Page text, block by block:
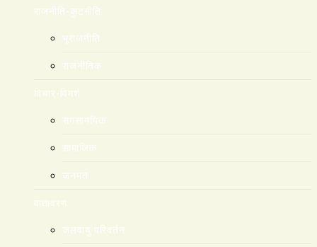
राजनीति-कुटनीति
भूराजनीति
राजनीतिक
विचार-विमर्श
समसामयिक
सामाजिक
जनमत
वातावरण
जलवायु परिवर्तन